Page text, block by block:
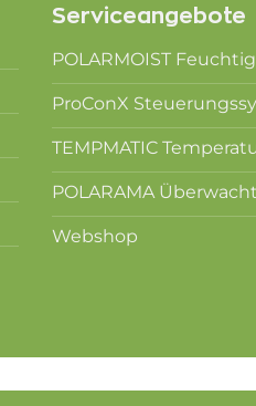
Serviceangebote
POLARMOIST
ProConX
TEMPMATIC
POLARAMA
Webshop